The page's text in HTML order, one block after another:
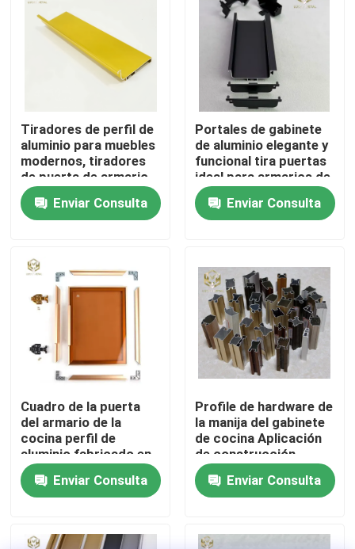
Productos
Sobre nosotros
Control de Calidad
Contacto
Todos los casos
Solicitar una cotización
perfiles de aluminio para las ventanas y las puertas
Tiradores de perfil de
aluminio para muebles
modernos, tiradores
de puerta de armario
de cocina
Enviar Consulta
Portales de gabinete
de aluminio elegante y
funcional tira puertas
ideal para armarios de
cocina cajones y
aplicaciones de
muebles
Enviar Consulta
Cuadro de la puerta
del armario de la
cocina perfil de
aluminio fabricado en
Vietnam
Enviar Consulta
Profile de hardware de
la manija del gabinete
de cocina Aplicación
de construcción
Enviar Consulta